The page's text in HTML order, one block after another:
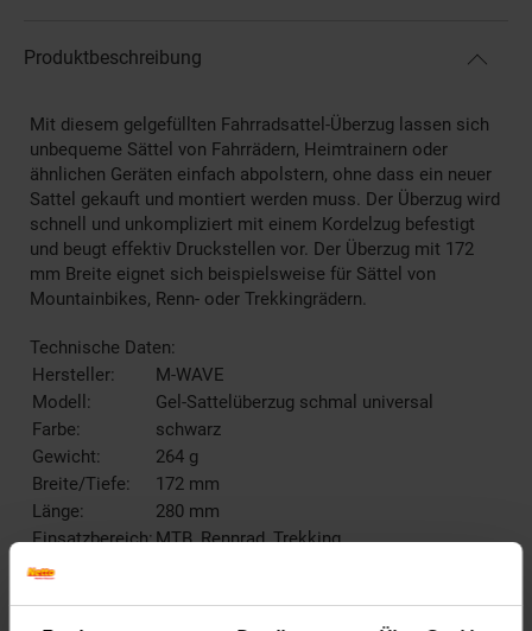
Produktbeschreibung
Mit diesem gelgefüllten Fahrradsattel-Überzug lassen sich
unbequeme Sättel von Fahrrädern, Heimtrainern oder
ähnlichen Geräten einfach abpolstern, ohne dass ein neuer
Sattel gekauft und montiert werden muss. Der Überzug wird
schnell und unkompliziert mit einem Kordelzug befestigt
und beugt effektiv Druckstellen vor. Der Überzug mit 172
mm Breite eignet sich beispielsweise für Sättel von
Mountainbikes, Renn- oder Trekkingrädern.
Technische Daten:
Hersteller:
M-WAVE
Modell:
Gel-Sattelüberzug schmal universal
Farbe:
schwarz
Gewicht:
264 g
Breite/Tiefe:
172 mm
Länge:
280 mm
Einsatzbereich:MTB, Rennrad, Trekking
Lieferumfang: